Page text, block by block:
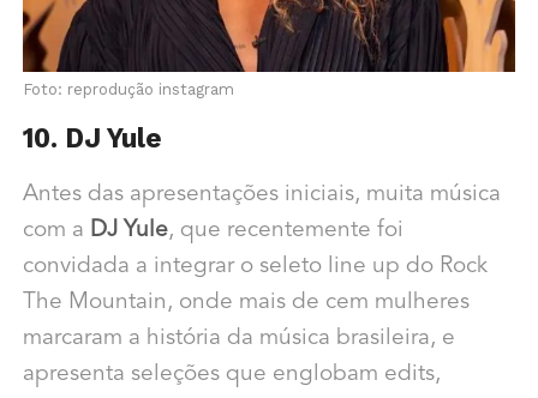
Foto: reprodução instagram
10. DJ Yule
Antes das apresentações iniciais, muita música
com a DJ Yule, que recentemente foi
convidada a integrar o seleto line up do Rock
The Mountain, onde mais de cem mulheres
marcaram a história da música brasileira, e
apresenta seleções que englobam edits,